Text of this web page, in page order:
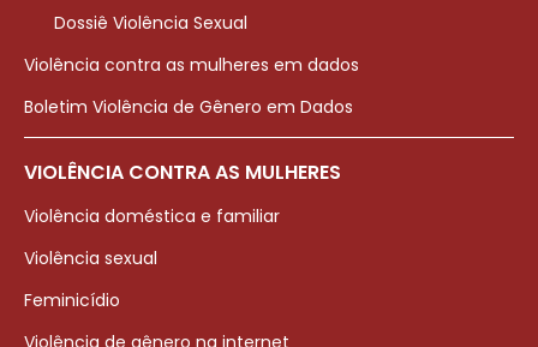
Dossiê Violência Sexual
Violência contra as mulheres em dados
Boletim Violência de Gênero em Dados
VIOLÊNCIA CONTRA AS MULHERES
Violência doméstica e familiar
Violência sexual
Feminicídio